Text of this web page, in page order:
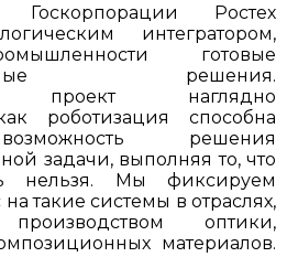
Госкорпорации Ростех
интегратором,
готовые
решения.
проект наглядно
роботизация способна
решения
задачи, выполняя то, что
нельзя. Мы фиксируем
такие системы в отраслях,
оптики,
материалов.